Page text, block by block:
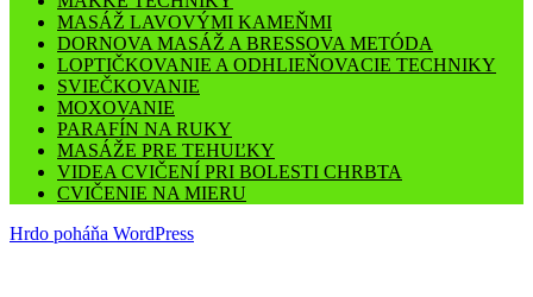
MASÁŽ LAVOVÝMI KAMEŇMI
DORNOVA MASÁŽ A BRESSOVA METÓDA
LOPTIČKOVANIE A ODHLIEŇOVACIE TECHNIKY
SVIEČKOVANIE
MOXOVANIE
PARAFÍN NA RUKY
MASÁŽE PRE TEHUĽKY
VIDEA CVIČENÍ PRI BOLESTI CHRBTA
CVIČENIE NA MIERU
Hrdo poháňa WordPress